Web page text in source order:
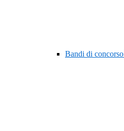
Bandi di concorso